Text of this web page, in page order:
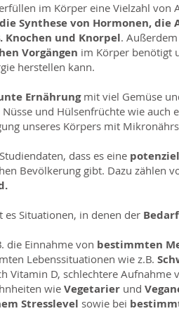
im Körper eine Vielzahl von
Synthese von Hormonen,
Knochen und Knorpel.
Vorgängen im Körper benötigt
herstellen kann.
Ernährung mit viel Gemüse
und Hülsenfrüchte wie auch
unseres Körpers mit
dass es eine
Bevölkerung gibt. Dazu zählen
es Situationen, in denen der Bedarf
die Einnahme von bestimmten
Lebenssituationen wie z.B.
Vitamin D, schlechtere
wie Vegetarier und
Stresslevel sowie bei